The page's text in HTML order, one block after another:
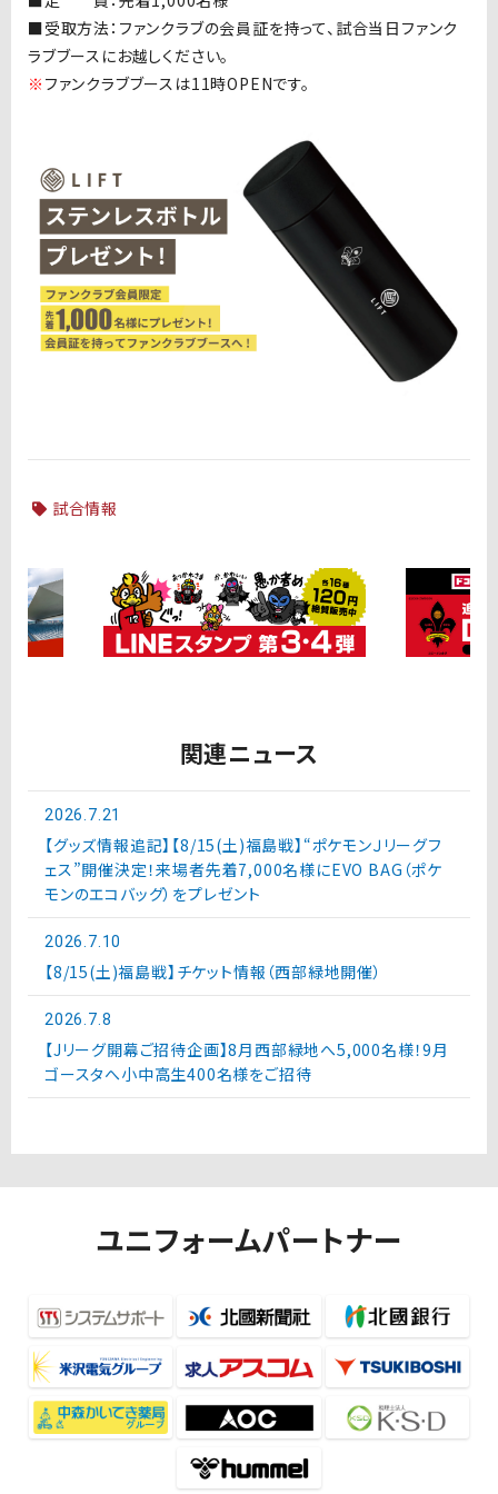
■受取方法：ファンクラブの会員証を持って、試合当日ファンク
ラブブースにお越しください。
※ ファンクラブブースは11時OPENです。
試合情報
関連ニュース
2026.7.21
【グッズ情報追記】【8/15(土)福島戦】“ポケモンＪリーグフ
ェス”開催決定！来場者先着7,000名様にEVO BAG（ポケ
モンのエコバッグ）をプレゼント
2026.7.10
【8/15(土)福島戦】チケット情報（西部緑地開催）
2026.7.8
【Jリーグ開幕ご招待企画】8月西部緑地へ5,000名様！9月
ゴースタへ小中高生400名様をご招待
ユニフォームパートナー